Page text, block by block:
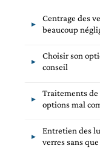
Centrage des
beaucoup
Choisir son
conseil
Traitements
options mal
Entretien des
verres sans